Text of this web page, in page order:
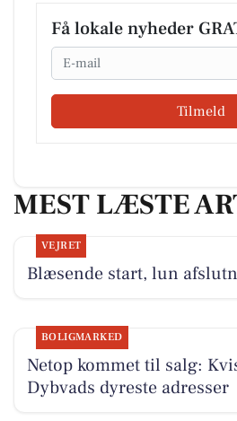
Få lokale nyheder
Email
Tilmeld
MEST LÆSTE
VEJRET
Blæsende start, lun
BOLIGMARKED
Netop kommet til salg:
Dybvads dyreste adresser